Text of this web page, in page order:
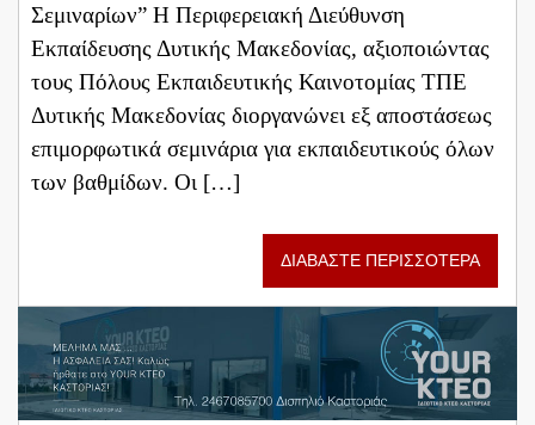
Σεμιναρίων” Η Περιφερειακή Διεύθυνση
Εκπαίδευσης Δυτικής Μακεδονίας, αξιοποιώντας
τους Πόλους Εκπαιδευτικής Καινοτομίας ΤΠΕ
Δυτικής Μακεδονίας διοργανώνει εξ αποστάσεως
επιμορφωτικά σεμινάρια για εκπαιδευτικούς όλων
των βαθμίδων. Οι […]
ΔΙΑΒΑΣΤΕ ΠΕΡΙΣΣΟΤΕΡΑ